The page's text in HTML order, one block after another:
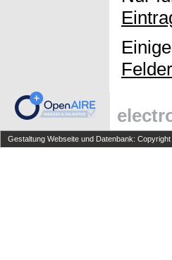
Gestaltung Webseite und Datenbank: